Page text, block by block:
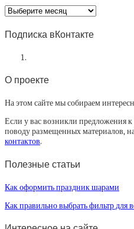
Архив
статей
Подписка вКонтакте
О проекте
На этом сайте мы собираем
Если у вас возникли предложения
поводу размещенных материалов,
контактов.
Полезные статьи
Как оформить праздник шарами
Как правильно выбрать фильтр для